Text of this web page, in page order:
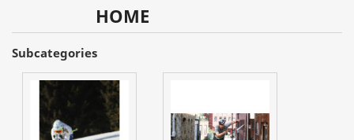
HOME
Subcategories